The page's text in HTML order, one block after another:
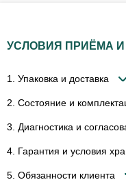
УСЛОВИЯ ПРИЁМА
1. Упаковка и доставка
2. Состояние и
3. Диагностика и
4. Гарантия и условия
5. Обязанности клиента